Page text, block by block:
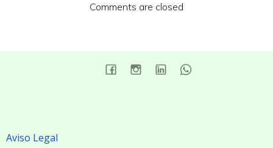
Comments are closed
Aviso Legal